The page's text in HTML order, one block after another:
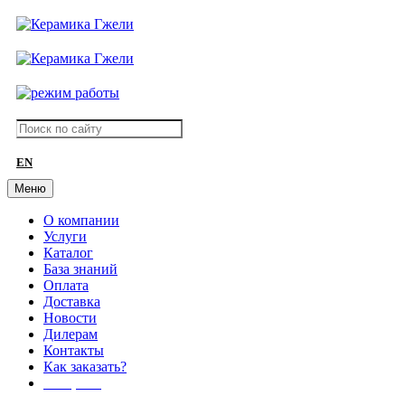
EN
Меню
О компании
Услуги
Каталог
База знаний
Оплата
Доставка
Новости
Дилерам
Контакты
Как заказать?